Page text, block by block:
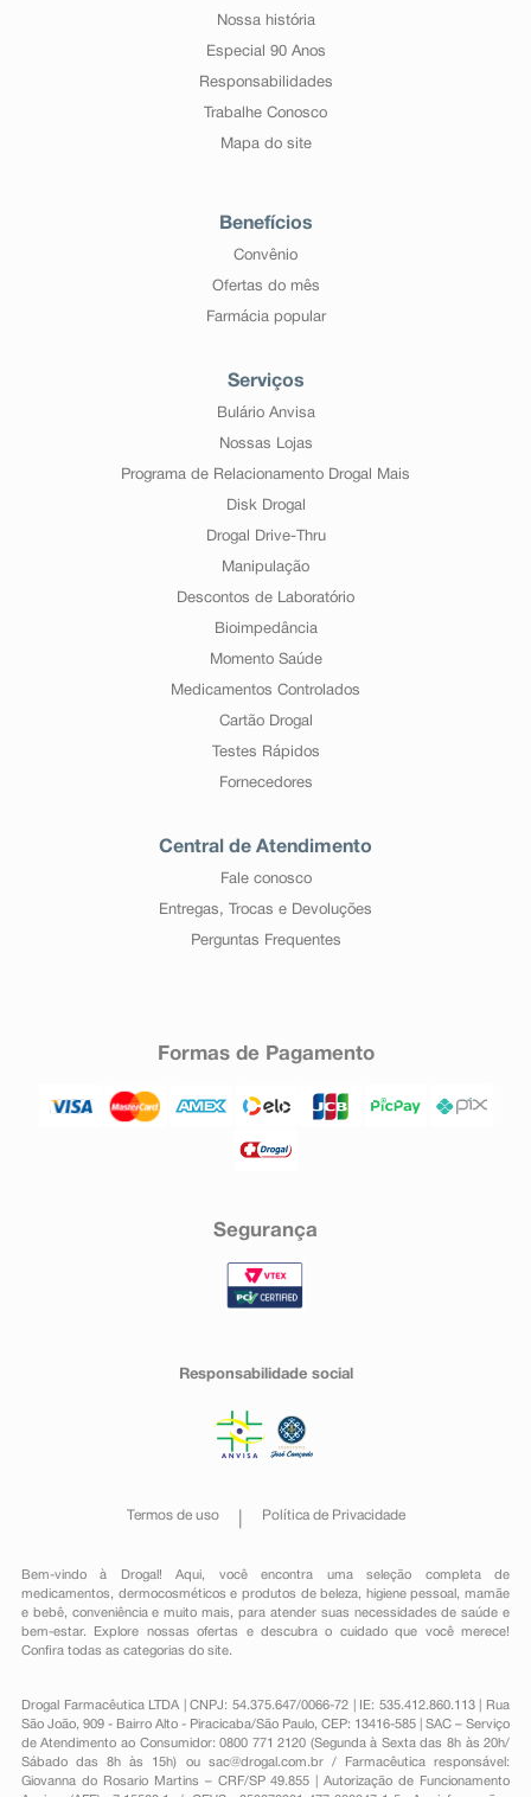
Nossa história
Especial 90 Anos
Responsabilidades
Trabalhe Conosco
Mapa do site
Benefícios
Convênio
Ofertas do mês
Farmácia popular
Serviços
Bulário Anvisa
Nossas Lojas
Programa de Relacionamento Drogal Mais
Disk Drogal
Drogal Drive-Thru
Manipulação
Descontos de Laboratório
Bioimpedância
Momento Saúde
Medicamentos Controlados
Cartão Drogal
Testes Rápidos
Fornecedores
Central de Atendimento
Fale conosco
Entregas, Trocas e Devoluções
Perguntas Frequentes
Formas de Pagamento
Segurança
Responsabilidade social
Termos de uso Política de Privacidade
Bem-vindo à Drogal! Aqui, você encontra uma seleção completa de
medicamentos , dermocosméticos e produtos de beleza, higiene pessoal ,mamãe
e bebê, conveniênciae muito mais, para atender suas necessidades de saúde e
bem-estar. Explore nossas ofertas e descubra o cuidado que você merece!
Confira todas as categorias do site.
Drogal Farmacêutica LTDA | CNPJ: 54.375.647/0066-72 | IE: 535.412.860.113 | Rua
São João, 909 - Bairro Alto - Piracicaba/São Paulo, CEP: 13416-585 | SAC – Serviço
de Atendimento ao Consumidor: 0800 771 2120 (Segunda à Sexta das 8h às 20h/
Sábado das 8h às 15h) ou sac@drogal.com.br/ Farmacêutica responsável:
Giovanna do Rosario Martins – CRF/SP 49.855 | Autorização de Funcionamento